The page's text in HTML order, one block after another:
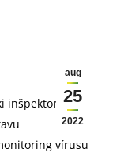
aug
25
2022
inšpektori
vírusu